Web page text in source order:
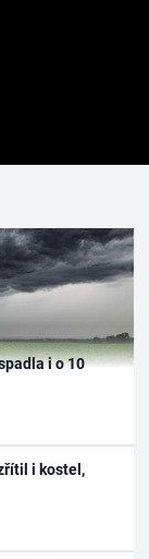
i o 10
i kostel,